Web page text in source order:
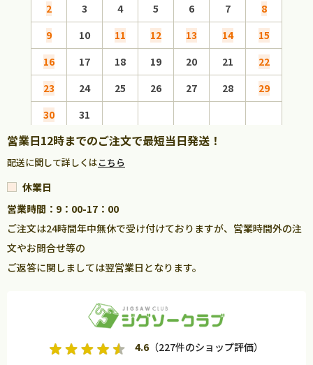
2
3 4 5 6 7
8
9
10 11 12 13 14
15
16
17 18 19 20 21
22
23
24 25 26 27 28
29
30
31
営業日12時までのご注文で最短当日発送！
配送に関して詳しくはこちら
休業日
営業時間：9：00-17：00
ご注文は24時間年中無休で受け付けておりますが、営業時間外の注
文やお問合せ等の
ご返答に関しましては翌営業日となります。
4.6（227件のショップ評価）